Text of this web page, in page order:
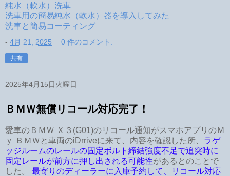
純水（軟水）洗車
洗車用の簡易純水（軟水）器を導入してみた
洗車と簡易コーティング
- 4月 21, 2025 0 件のコメント:
共有
2025年4月15日火曜日
ＢＭＷ無償リコール対応完了！
愛車のＢＭＷ Ｘ３(G01)のリコール通知がスマホアプリのＭ
ｙ ＢＭＷと車両のiDrriveに来て、内容を確認した所、 ラゲ
ッジルームのレールの固定ボルト締結強度不足で追突時に
固定レールが前方に押し出される可能性があるとのことで
した。 最寄りのディーラーに入庫予約して、リコール対応